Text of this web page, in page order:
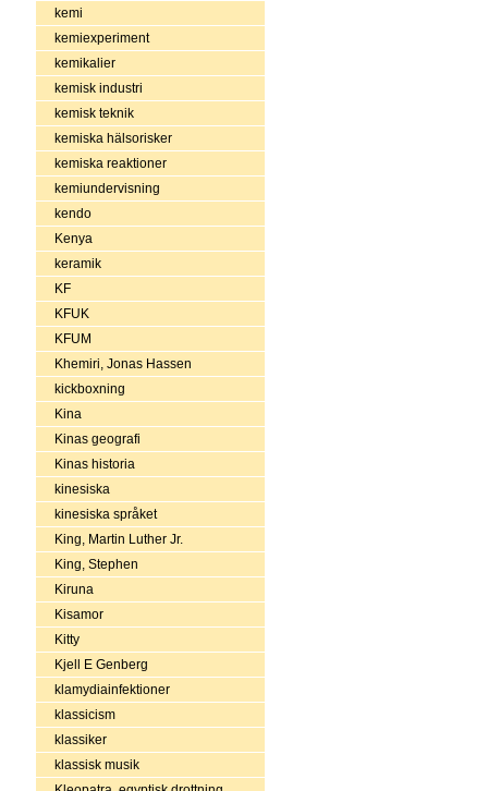
kemi
kemiexperiment
kemikalier
kemisk industri
kemisk teknik
kemiska hälsorisker
kemiska reaktioner
kemiundervisning
kendo
Kenya
keramik
KF
KFUK
KFUM
Khemiri, Jonas Hassen
kickboxning
Kina
Kinas geografi
Kinas historia
kinesiska
kinesiska språket
King, Martin Luther Jr.
King, Stephen
Kiruna
Kisamor
Kitty
Kjell E Genberg
klamydiainfektioner
klassicism
klassiker
klassisk musik